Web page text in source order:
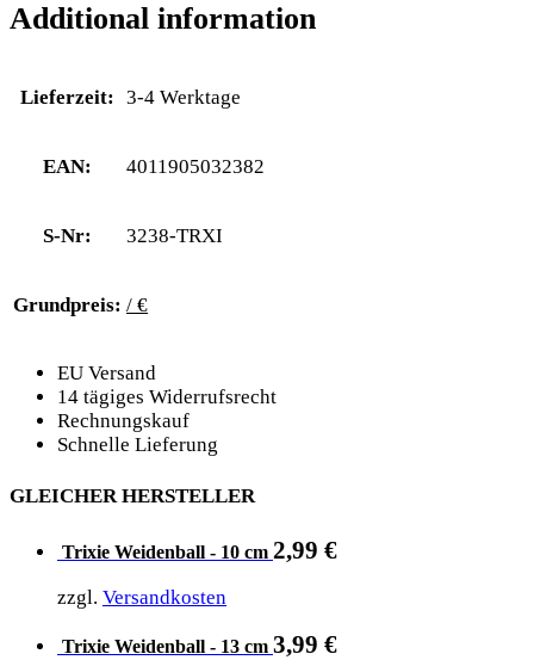
Additional information
Lieferzeit: 3-4 Werktage
EAN: 4011905032382
S-Nr: 3238-TRXI
Grundpreis: / €
EU Versand
14 tägiges Widerrufsrecht
Rechnungskauf
Schnelle Lieferung
GLEICHER HERSTELLER
Trixie Weidenball - 10 cm 2,99 €
zzgl. Versandkosten
Trixie Weidenball - 13 cm 3,99 €